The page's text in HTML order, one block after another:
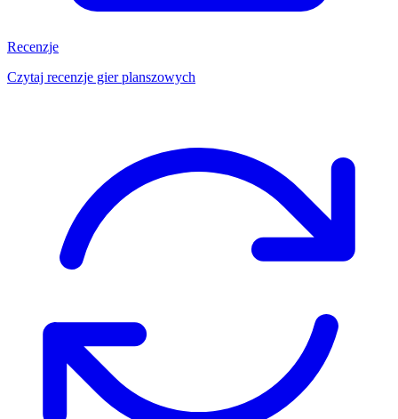
Recenzje
Czytaj recenzje gier planszowych